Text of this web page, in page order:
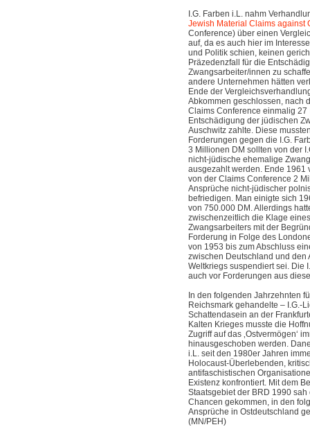
I.G. Farben i.L. nahm
Jewish Material Claims against
Conference) über einen
auf, da es auch hier im
und Politik schien, keinen
Präzedenzfall für die
Zwangsarbeiter/innen zu
andere Unternehmen hätten
Ende der
Abkommen geschlossen, nach
Claims Conference einmalig 27
Entschädigung der jüdischen
Auschwitz zahlte. Diese
Forderungen gegen die I.G.
3 Millionen DM sollten von der
nicht-jüdische ehemalige
ausgezahlt werden. Ende 1961
von der Claims Conference 2
Ansprüche nicht-jüdischer
befriedigen. Man einigte sich
von 750.000 DM. Allerdings
zwischenzeitlich die Klage
Zwangsarbeiters mit der
Forderung in Folge des
von 1953 bis zum Abschluss
zwischen Deutschland und den
Weltkriegs suspendiert sei. Die
auch vor Forderungen aus
In den folgenden Jahrzehnten
Reichsmark gehandelte – I.G.-
Schattendasein an der
Kalten Krieges musste die
Zugriff auf das ‚Ostvermögen‘
hinausgeschoben werden.
i.L. seit den 1980er Jahren
Holocaust-Überlebenden,
antifaschistischen
Existenz konfrontiert. Mit dem
Staatsgebiet der BRD 1990 sah
Chancen gekommen, in den
Ansprüche in Ostdeutschland
(MN/PEH)